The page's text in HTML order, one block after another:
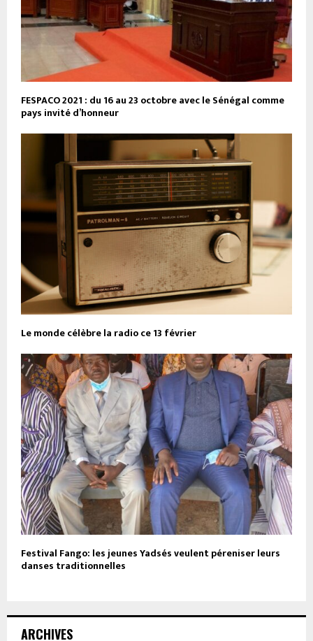
FESPACO 2021 : du 16 au 23 octobre avec le Sénégal comme
pays invité d’honneur
Le monde célèbre la radio ce 13 février
Festival Fango: les jeunes Yadsés veulent péreniser leurs
danses traditionnelles
ARCHIVES